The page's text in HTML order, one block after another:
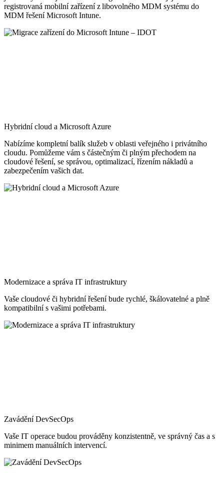
registrovaná mobilní zařízení z libovolného MDM systému do
MDM řešení Microsoft Intune.
Hybridní cloud a Microsoft Azure
Nabízíme kompletní balík služeb v oblasti veřejného i privátního
cloudu. Pomůžeme vám s částečným či plným přechodem na
cloudové řešení, se správou, optimalizací, řízením nákladů a
zabezpečením vašich dat.
Modernizace a správa IT infrastruktury
Vaše cloudové či hybridní řešení bude rychlé, škálovatelné a plně
kompatibilní s vašimi potřebami.
Zavádění DevSecOps
Vaše IT operace budou prováděny konzistentně, ve správný čas a s
minimem manuálních intervencí.